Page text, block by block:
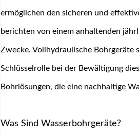
ermöglichen den sicheren und
berichten von einem anhaltenden
Zwecke. Vollhydraulische
Schlüsselrolle bei der Bewältigung
Bohrlösungen, die eine nachhaltige
Was Sind Wasserbohrgeräte?